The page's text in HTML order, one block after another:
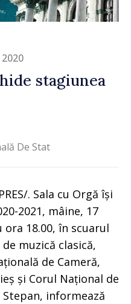
stagiunea
De Stat
. Sala cu Orgă își
2021, mâine, 17
18.00, în scuarul
muzică clasică,
de Cameră,
și Corul Național de
Stepan, informează